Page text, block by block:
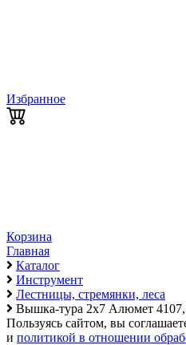
Избранное
Корзина
Главная
Каталог
Инструмент
Лестницы, стремянки, леса
Вышка-тура 2х7 Алюмет
Пользуясь сайтом, вы
и политикой в отношении